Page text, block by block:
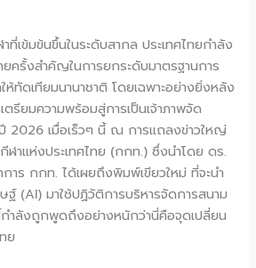
ที่เข้มข้นขึ้นในระดับสากล ประเทศไทยกำลัง
ครั้งสำคัญในการยกระดับมาตรฐานการ
ห้ทัดเทียมนานาชาติ โดยเฉพาะอย่างยิ่งหลัง
ตรียมความพร้อมสู่การเป็นเจ้าภาพจัด
2026 เมื่อเร็วๆ นี้ ณ การแถลงข่าวใหญ่
าแห่งประเทศไทย (กกท.) ซึ่งนำโดย ดร.
ร กกท. ได้เผยถึงพิมพ์เขียวใหม่ ที่จะนำ
(AI) มาใช้ปฏิวัติการบริหารจัดการสนาม
ำลังถูกพูดถึงอย่างหนักว่านี่คือจุดเปลี่ยน
ย